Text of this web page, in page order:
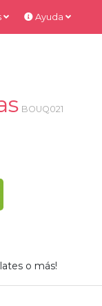
Ayuda
BOUQ021
o más!